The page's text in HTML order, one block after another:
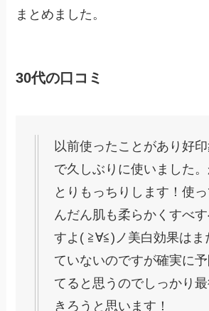
まとめました。
30代の口コミ
以前使ったことがあり好
で久しぶりに使いました
とりもっちりします！使
んだん肌も柔らかくすべ
すよ( ≧∀≦)ノ美白効果はま
ていないのですが確実に
てると思うのでしっかり
きろうと思います！